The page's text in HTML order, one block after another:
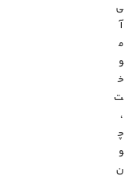
ی
آ
م
و
خ
ت
،
چ
و
ن